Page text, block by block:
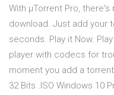
With µTorrent Pro,
download. Just add your
seconds. Play it Now.
player with codecs for
moment you add a
32 Bits .ISO Windows 10